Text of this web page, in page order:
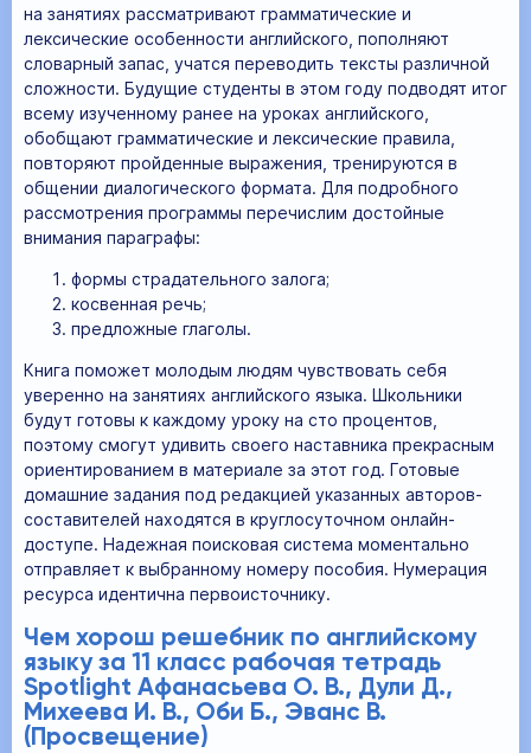
на занятиях рассматривают грамматические и
лексические особенности английского, пополняют
словарный запас, учатся переводить тексты различной
сложности. Будущие студенты в этом году подводят итог
всему изученному ранее на уроках английского,
обобщают грамматические и лексические правила,
повторяют пройденные выражения, тренируются в
общении диалогического формата. Для подробного
рассмотрения программы перечислим достойные
внимания параграфы:
формы страдательного залога;
косвенная речь;
предложные глаголы.
Книга поможет молодым людям чувствовать себя
уверенно на занятиях английского языка. Школьники
будут готовы к каждому уроку на сто процентов,
поэтому смогут удивить своего наставника прекрасным
ориентированием в материале за этот год. Готовые
домашние задания под редакцией указанных авторов-
составителей находятся в круглосуточном онлайн-
доступе. Надежная поисковая система моментально
отправляет к выбранному номеру пособия. Нумерация
ресурса идентична первоисточнику.
Чем хорош решебник по английскому
языку за 11 класс рабочая тетрадь
Spotlight Афанасьева О. В., Дули Д.,
Михеева И. В., Оби Б., Эванс В.
(Просвещение)